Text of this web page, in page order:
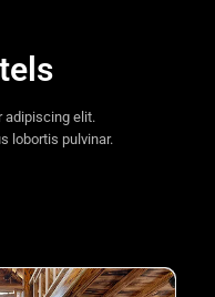
adipiscing elit.
lobortis pulvinar.